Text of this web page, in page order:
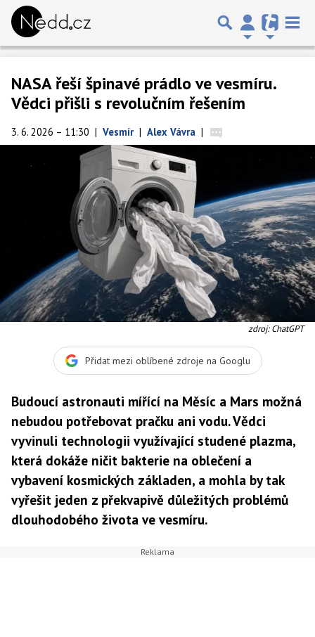
NASA řeší špinavé prádlo ve vesmíru.
Vědci přišli s revolučním řešením
3. 6. 2026 – 11:30 | Vesmír | Alex Vávra |
zdroj: ChatGPT
Přidat mezi oblíbené zdroje na Googlu
Budoucí astronauti mířící na Měsíc a Mars možná
nebudou potřebovat pračku ani vodu. Vědci
vyvinuli technologii využívající studené plazma,
která dokáže ničit bakterie na oblečení a
vybavení kosmických základen, a mohla by tak
vyřešit jeden z překvapivě důležitých problémů
dlouhodobého života ve vesmíru.